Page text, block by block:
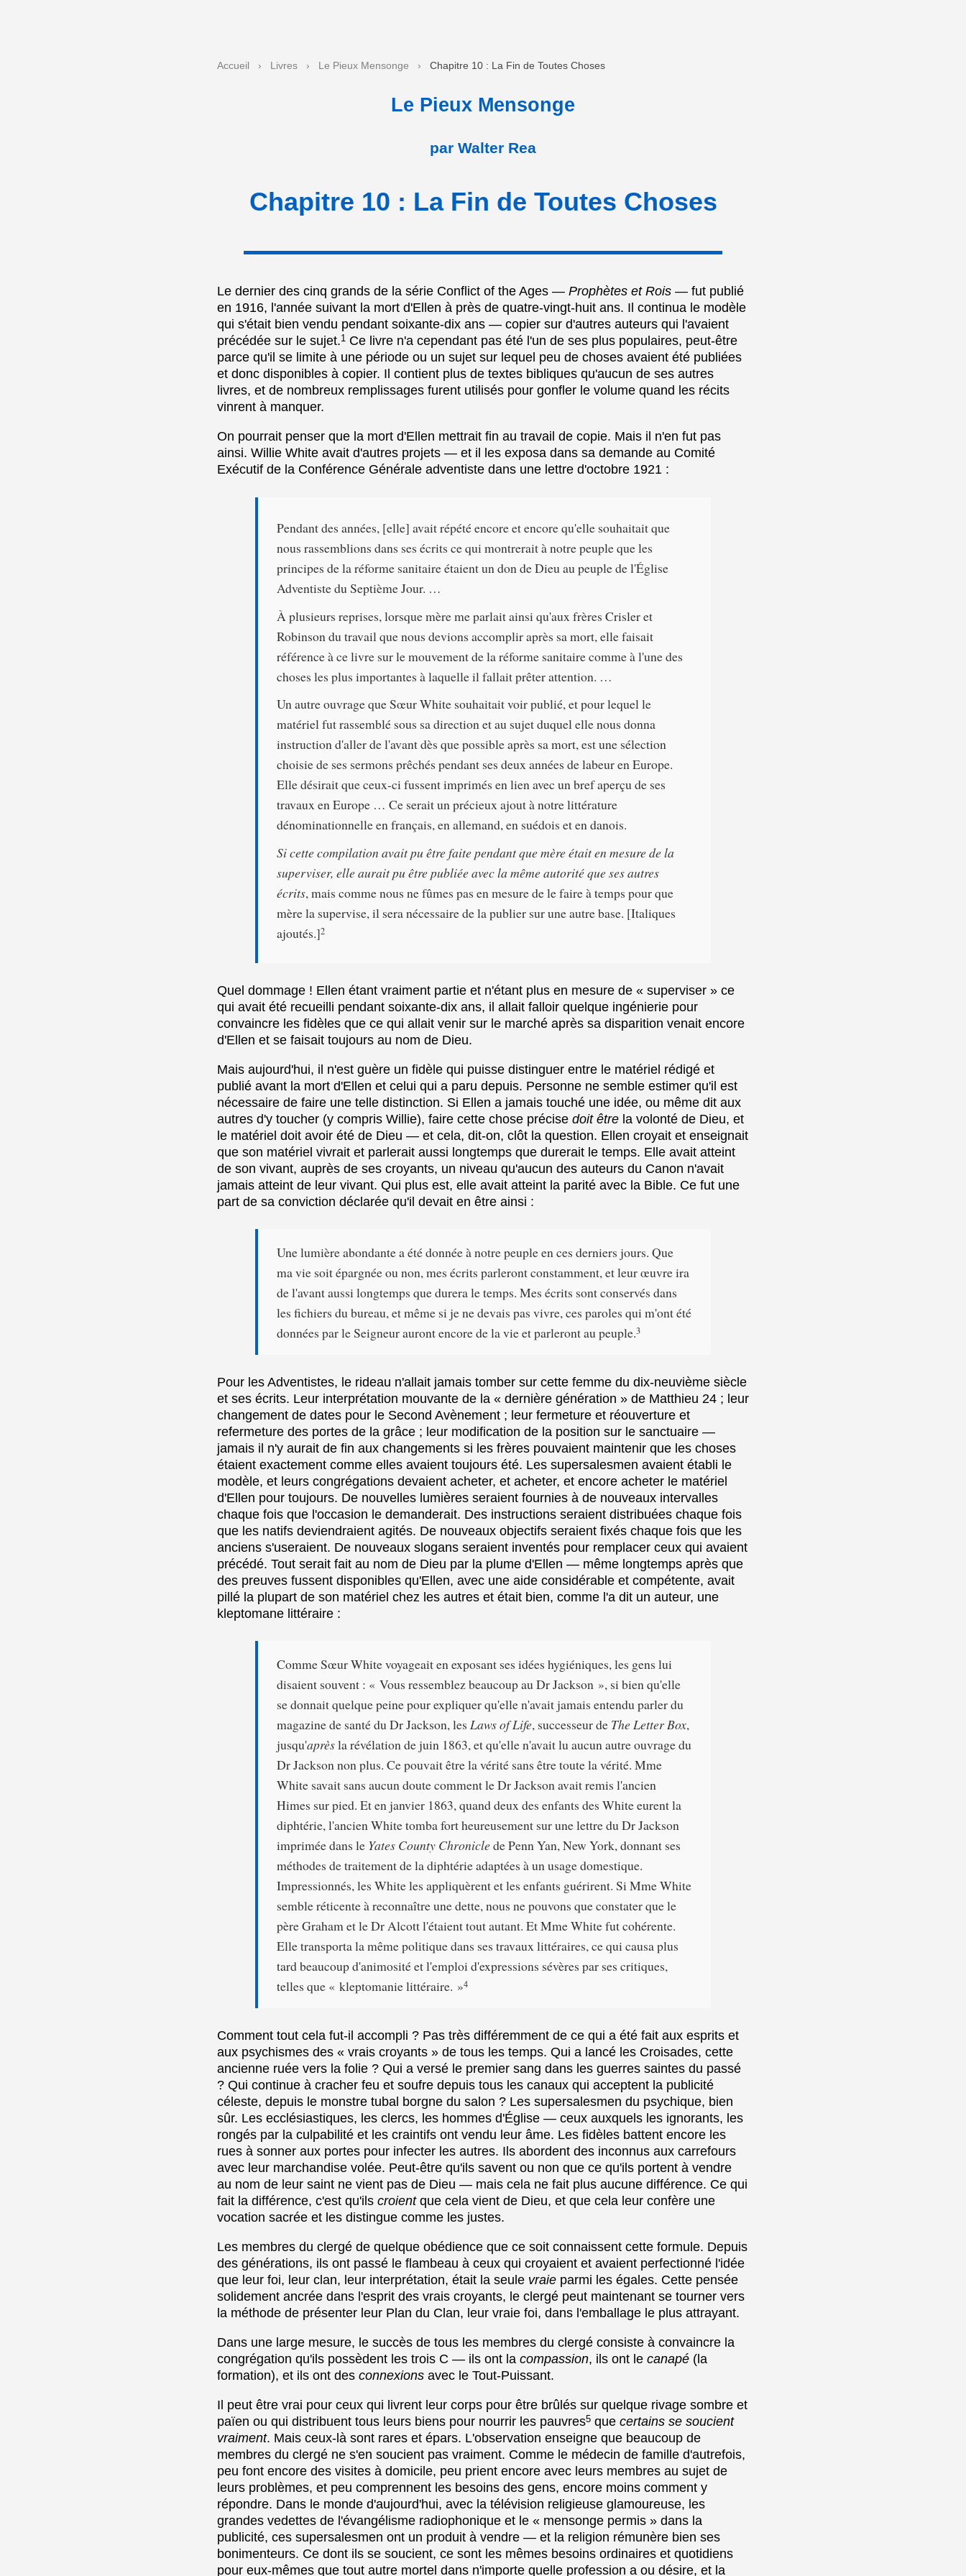
Accueil › Livres › Le Pieux Mensonge › Chapitre 10 : La Fin de Toutes Choses
Le Pieux Mensonge
par Walter Rea
Chapitre 10 : La Fin de Toutes Choses
Le dernier des cinq grands de la série Conflict of the Ages — Prophètes et Rois — fut publié
en 1916, l'année suivant la mort d'Ellen à près de quatre-vingt-huit ans. Il continua le modèle
qui s'était bien vendu pendant soixante-dix ans — copier sur d'autres auteurs qui l'avaient
précédée sur le sujet.1 Ce livre n'a cependant pas été l'un de ses plus populaires, peut-être
parce qu'il se limite à une période ou un sujet sur lequel peu de choses avaient été publiées
et donc disponibles à copier. Il contient plus de textes bibliques qu'aucun de ses autres
livres, et de nombreux remplissages furent utilisés pour gonfler le volume quand les récits
vinrent à manquer.
On pourrait penser que la mort d'Ellen mettrait fin au travail de copie. Mais il n'en fut pas
ainsi. Willie White avait d'autres projets — et il les exposa dans sa demande au Comité
Exécutif de la Conférence Générale adventiste dans une lettre d'octobre 1921 :
Pendant des années, [elle] avait répété encore et encore qu'elle souhaitait que
nous rassemblions dans ses écrits ce qui montrerait à notre peuple que les
principes de la réforme sanitaire étaient un don de Dieu au peuple de l'Église
Adventiste du Septième Jour. …
À plusieurs reprises, lorsque mère me parlait ainsi qu'aux frères Crisler et
Robinson du travail que nous devions accomplir après sa mort, elle faisait
référence à ce livre sur le mouvement de la réforme sanitaire comme à l'une des
choses les plus importantes à laquelle il fallait prêter attention. …
Un autre ouvrage que Sœur White souhaitait voir publié, et pour lequel le
matériel fut rassemblé sous sa direction et au sujet duquel elle nous donna
instruction d'aller de l'avant dès que possible après sa mort, est une sélection
choisie de ses sermons prêchés pendant ses deux années de labeur en Europe.
Elle désirait que ceux-ci fussent imprimés en lien avec un bref aperçu de ses
travaux en Europe … Ce serait un précieux ajout à notre littérature
dénominationnelle en français, en allemand, en suédois et en danois.
Si cette compilation avait pu être faite pendant que mère était en mesure de la
superviser, elle aurait pu être publiée avec la même autorité que ses autres
écrits, mais comme nous ne fûmes pas en mesure de le faire à temps pour que
mère la supervise, il sera nécessaire de la publier sur une autre base. [Italiques
ajoutés.]2
Quel dommage ! Ellen étant vraiment partie et n'étant plus en mesure de « superviser » ce
qui avait été recueilli pendant soixante-dix ans, il allait falloir quelque ingénierie pour
convaincre les fidèles que ce qui allait venir sur le marché après sa disparition venait encore
d'Ellen et se faisait toujours au nom de Dieu.
Mais aujourd'hui, il n'est guère un fidèle qui puisse distinguer entre le matériel rédigé et
publié avant la mort d'Ellen et celui qui a paru depuis. Personne ne semble estimer qu'il est
nécessaire de faire une telle distinction. Si Ellen a jamais touché une idée, ou même dit aux
autres d'y toucher (y compris Willie), faire cette chose précise doit être la volonté de Dieu, et
le matériel doit avoir été de Dieu — et cela, dit-on, clôt la question. Ellen croyait et enseignait
que son matériel vivrait et parlerait aussi longtemps que durerait le temps. Elle avait atteint
de son vivant, auprès de ses croyants, un niveau qu'aucun des auteurs du Canon n'avait
jamais atteint de leur vivant. Qui plus est, elle avait atteint la parité avec la Bible. Ce fut une
part de sa conviction déclarée qu'il devait en être ainsi :
Une lumière abondante a été donnée à notre peuple en ces derniers jours. Que
ma vie soit épargnée ou non, mes écrits parleront constamment, et leur œuvre ira
de l'avant aussi longtemps que durera le temps. Mes écrits sont conservés dans
les fichiers du bureau, et même si je ne devais pas vivre, ces paroles qui m'ont été
données par le Seigneur auront encore de la vie et parleront au peuple.3
Pour les Adventistes, le rideau n'allait jamais tomber sur cette femme du dix-neuvième siècle
et ses écrits. Leur interprétation mouvante de la « dernière génération » de Matthieu 24 ; leur
changement de dates pour le Second Avènement ; leur fermeture et réouverture et
refermeture des portes de la grâce ; leur modification de la position sur le sanctuaire —
jamais il n'y aurait de fin aux changements si les frères pouvaient maintenir que les choses
étaient exactement comme elles avaient toujours été. Les supersalesmen avaient établi le
modèle, et leurs congrégations devaient acheter, et acheter, et encore acheter le matériel
d'Ellen pour toujours. De nouvelles lumières seraient fournies à de nouveaux intervalles
chaque fois que l'occasion le demanderait. Des instructions seraient distribuées chaque fois
que les natifs deviendraient agités. De nouveaux objectifs seraient fixés chaque fois que les
anciens s'useraient. De nouveaux slogans seraient inventés pour remplacer ceux qui avaient
précédé. Tout serait fait au nom de Dieu par la plume d'Ellen — même longtemps après que
des preuves fussent disponibles qu'Ellen, avec une aide considérable et compétente, avait
pillé la plupart de son matériel chez les autres et était bien, comme l'a dit un auteur, une
kleptomane littéraire :
Comme Sœur White voyageait en exposant ses idées hygiéniques, les gens lui
disaient souvent : « Vous ressemblez beaucoup au Dr Jackson », si bien qu'elle
se donnait quelque peine pour expliquer qu'elle n'avait jamais entendu parler du
magazine de santé du Dr Jackson, les Laws of Life, successeur de The Letter Box,
jusqu'aprèsla révélation de juin 1863, et qu'elle n'avait lu aucun autre ouvrage du
Dr Jackson non plus. Ce pouvait être la vérité sans être toute la vérité. Mme
White savait sans aucun doute comment le Dr Jackson avait remis l'ancien
Himes sur pied. Et en janvier 1863, quand deux des enfants des White eurent la
diphtérie, l'ancien White tomba fort heureusement sur une lettre du Dr Jackson
imprimée dans le Yates County Chroniclede Penn Yan, New York, donnant ses
méthodes de traitement de la diphtérie adaptées à un usage domestique.
Impressionnés, les White les appliquèrent et les enfants guérirent. Si Mme White
semble réticente à reconnaître une dette, nous ne pouvons que constater que le
père Graham et le Dr Alcott l'étaient tout autant. Et Mme White fut cohérente.
Elle transporta la même politique dans ses travaux littéraires, ce qui causa plus
tard beaucoup d'animosité et l'emploi d'expressions sévères par ses critiques,
telles que « kleptomanie littéraire. »4
Comment tout cela fut-il accompli ? Pas très différemment de ce qui a été fait aux esprits et
aux psychismes des « vrais croyants » de tous les temps. Qui a lancé les Croisades, cette
ancienne ruée vers la folie ? Qui a versé le premier sang dans les guerres saintes du passé
? Qui continue à cracher feu et soufre depuis tous les canaux qui acceptent la publicité
céleste, depuis le monstre tubal borgne du salon ? Les supersalesmen du psychique, bien
sûr. Les ecclésiastiques, les clercs, les hommes d'Église — ceux auxquels les ignorants, les
rongés par la culpabilité et les craintifs ont vendu leur âme. Les fidèles battent encore les
rues à sonner aux portes pour infecter les autres. Ils abordent des inconnus aux carrefours
avec leur marchandise volée. Peut-être qu'ils savent ou non que ce qu'ils portent à vendre
au nom de leur saint ne vient pas de Dieu — mais cela ne fait plus aucune différence. Ce qui
fait la différence, c'est qu'ils croientque cela vient de Dieu, et que cela leur confère une
vocation sacrée et les distingue comme les justes.
Les membres du clergé de quelque obédience que ce soit connaissent cette formule. Depuis
des générations, ils ont passé le flambeau à ceux qui croyaient et avaient perfectionné l'idée
que leur foi, leur clan, leur interprétation, était la seule vraie parmi les égales. Cette pensée
solidement ancrée dans l'esprit des vrais croyants, le clergé peut maintenant se tourner vers
la méthode de présenter leur Plan du Clan, leur vraie foi, dans l'emballage le plus attrayant.
Dans une large mesure, le succès de tous les membres du clergé consiste à convaincre la
congrégation qu'ils possèdent les trois C — ils ont la compassion, ils ont le canapé (la
formation), et ils ont des connexions avec le Tout-Puissant.
Il peut être vrai pour ceux qui livrent leur corps pour être brûlés sur quelque rivage sombre et
païen ou qui distribuent tous leurs biens pour nourrir les pauvres5 que certains se soucient
vraiment. Mais ceux-là sont rares et épars. L'observation enseigne que beaucoup de
membres du clergé ne s'en soucient pas vraiment. Comme le médecin de famille d'autrefois,
peu font encore des visites à domicile, peu prient encore avec leurs membres au sujet de
leurs problèmes, et peu comprennent les besoins des gens, encore moins comment y
répondre. Dans le monde d'aujourd'hui, avec la télévision religieuse glamoureuse, les
grandes vedettes de l'évangélisme radiophonique et le « mensonge permis » dans la
publicité, ces supersalesmen ont un produit à vendre — et la religion rémunère bien ses
bonimenteurs. Ce dont ils se soucient, ce sont les mêmes besoins ordinaires et quotidiens
pour eux-mêmes que tout autre mortel dans n'importe quelle profession a ou désire, et la